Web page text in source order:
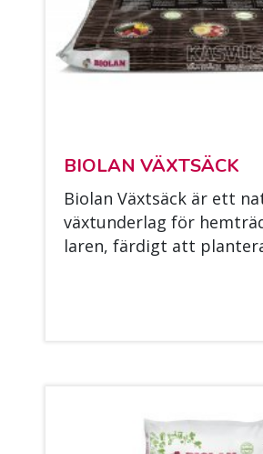
BIO­LAN VÄXT­SÄCK
Bio­lan Växt­säck är ett
väx­tun­der­lag för
la­ren, fär­digt att